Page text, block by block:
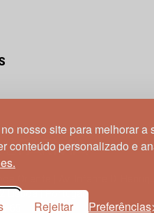
nosso site para melhorar a
conteúdo personalizado e
Rejeitar Preferências
Lisboa | Portugal
65